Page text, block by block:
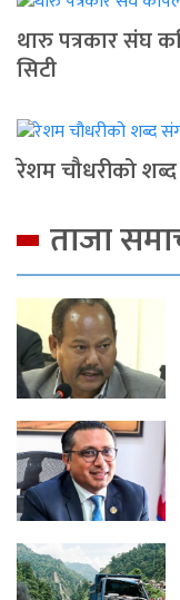
थारु पत्रकार संघ
सिटी
रेशम चौधरीको
ताजा